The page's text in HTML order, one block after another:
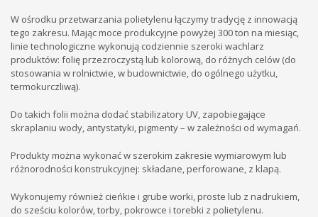
W ośrodku przetwarzania polietylenu łączymy tradycję z innowacją
tego zakresu. Mając moce produkcyjne powyżej 300 ton na miesiąc,
linie technologiczne wykonują codziennie szeroki wachlarz
produktów: folię przezroczystą lub kolorową, do różnych celów (do
stosowania w rolnictwie, w budownictwie, do ogólnego użytku,
termokurczliwą).
Do takich folii można dodać stabilizatory UV, zapobiegające
skraplaniu wody, antystatyki, pigmenty – w zależności od wymagań.
Produkty można wykonać w szerokim zakresie wymiarowym lub
różnorodności konstrukcyjnej: składane, perforowane, z klapą.
Wykonujemy również cieńkie i grube worki, proste lub z nadrukiem,
do sześciu kolorów, torby, pokrowce i torebki z polietylenu.